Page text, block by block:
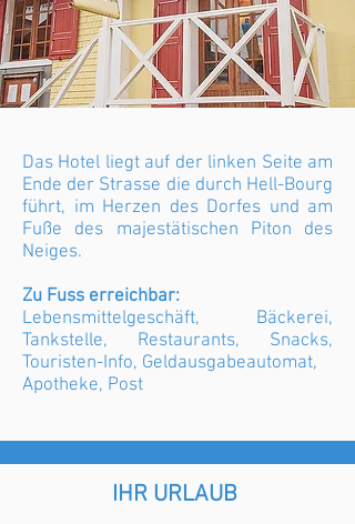
Das Hotel liegt auf der linken Seite am
Ende der Strasse die durch Hell-Bourg
führt, im Herzen des Dorfes und am
Fuße des majestätischen Piton des
Neiges.
Zu Fuss erreichbar:
Lebensmittelgeschäft, Bäckerei,
Tankstelle, Restaurants, Snacks,
Touristen-Info, Geldausgabeautomat,
Apotheke, Post
IHR URLAUB